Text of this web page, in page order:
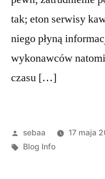
tak; eton serwisy
niego płyną
wykonawców
czasu […]
Posted
by
sebaa 17 maja
Tagi:
Blog Info